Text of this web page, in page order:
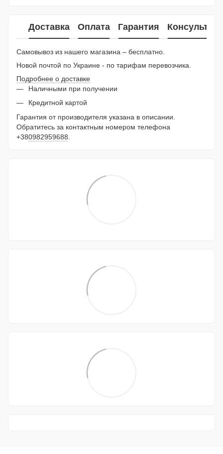
Доставка Оплата Гарантия
Самовывоз из нашего магазина – бесплатно.
Новой почтой по Украине - по тарифам перевозчика.
Подробнее о доставке
Наличными при получении
Кредитной картой
Гарантия от производителя указана в описании.
Обратитесь за контактным номером телефона
+380982959688